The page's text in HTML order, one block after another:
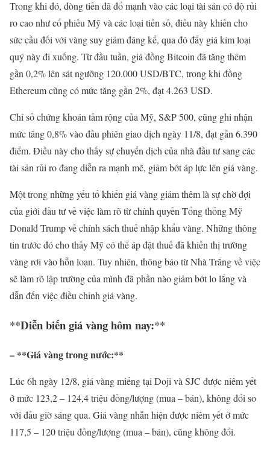
Trong khi đó, dòng tiền đã đổ mạnh vào các loại tài sản có độ rủi
ro cao như cổ phiếu Mỹ và các loại tiền số, điều này khiến cho
sức cầu đối với vàng suy giảm đáng kể, qua đó đẩy giá kim loại
quý này đi xuống. Từ đầu tuần, giá đồng Bitcoin đã tăng thêm
gần 0,2% lên sát ngưỡng 120.000 USD/BTC, trong khi đồng
Ethereum cũng có mức tăng gần 2%, đạt 4.263 USD.
Chỉ số chứng khoán tầm rộng của Mỹ, S&P 500, cũng ghi nhận
mức tăng 0,8% vào đầu phiên giao dịch ngày 11/8, đạt gần 6.390
điểm. Điều này cho thấy sự chuyển dịch của nhà đầu tư sang các
tài sản rủi ro đang diễn ra mạnh mẽ, giảm bớt áp lực lên giá vàng.
Một trong những yếu tố khiến giá vàng giảm thêm là sự chờ đợi
của giới đầu tư về việc làm rõ từ chính quyền Tổng thống Mỹ
Donald Trump về chính sách thuế nhập khẩu vàng. Những thông
tin trước đó cho thấy Mỹ có thể áp đặt thuế đã khiến thị trường
vàng rơi vào hỗn loạn. Tuy nhiên, thông báo từ Nhà Trắng về việc
sẽ làm rõ lập trường của mình đã phần nào giảm bớt lo lắng và
dẫn đến việc điều chỉnh giá vàng.
**Diễn biến giá vàng hôm nay:**
– **Giá vàng trong nước:**
Lúc 6h ngày 12/8, giá vàng miếng tại Doji và SJC được niêm yết
ở mức 123,2 – 124,4 triệu đồng/lượng (mua – bán), không đổi so
với đầu giờ sáng qua. Giá vàng nhẫn hiện được niêm yết ở mức
117,5 – 120 triệu đồng/lượng (mua – bán), cũng không đổi.